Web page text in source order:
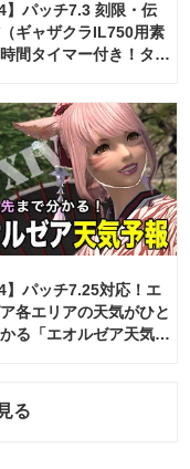
】パッチ7.3 刻限・伝
ギャザクラIL750用素
間タイマー付き！タイ
】パッチ7.25対応！エ
各エリアの天気がひと
る「エオルゼア天気予
る